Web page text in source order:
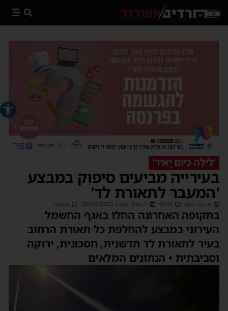
פתח
'לַיְלָה כַּיּוֹם יָאִיר'
בעירייה מביעים סיפוק במבצע
'המעבר לתאורת לד'
מנחם דויטש 08:44 ל׳ בסיון תשפ״ב (29/06/2022) תגובות
בתקופה האחרונה החלו באגף החשמל
העירוני במבצע להחלפת כל תאורת הרחוב
בעיר לתאורת לד חדשנית, חסכונית, ירוקה
וסביבתית • הנתונים המלאים